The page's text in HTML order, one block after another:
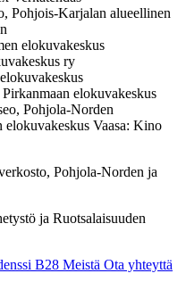
Pohjois-Karjalan alueellinen
elokuvakeskus
ry
elokuvakeskus
Pohjola-Norden
Vaasa: Kino
Pohjola-Norden ja
ja Ruotsalaisuuden
B28 Meistä Ota yhteyttä